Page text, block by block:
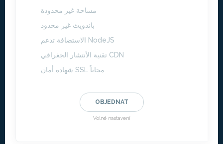
مساحة غير محدودة
باندويث غير محدود
الاستضافة تدعم NodeJS
تقنية الأنتشار الجغرافي CDN
شهادة أمان SSL مجاناً
OBJEDNAT
Volné nastavení